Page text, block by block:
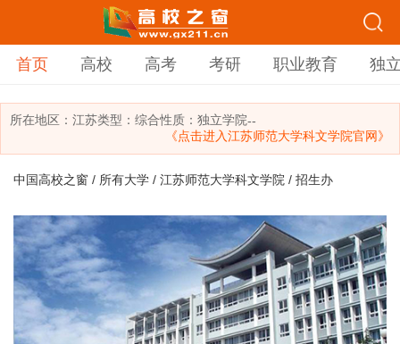
首页 高校 高考 考研 职业教育 独
所在地区： 江苏类型： 综合性质：独立学院--
《点击进入江苏师范大学科文学院官网》
中国高校之窗 / 所有大学 / 江苏师范大学科文学院 / 招生办